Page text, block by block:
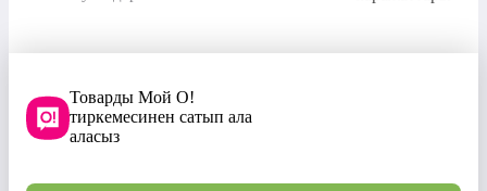
Товарды Мой О!
тиркемесинен сатып ала
аласыз